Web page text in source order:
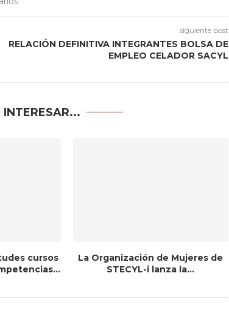
siguiente post
RELACIÓN DEFINITIVA INTEGRANTES BOLSA DE
EMPLEO CELADOR SACYL
cursos
La Organización de Mujeres de
STECYL-i lanza la...